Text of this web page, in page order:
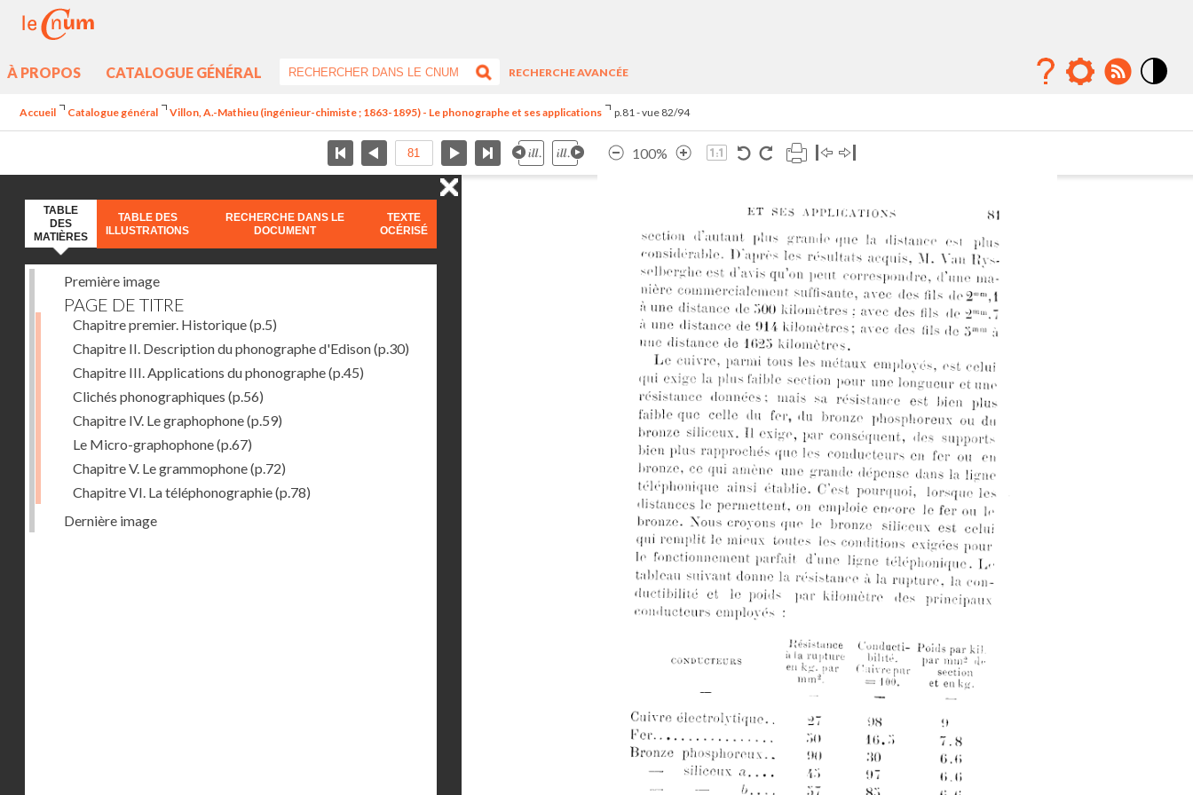
À PROPOS CATALOGUE GÉNÉRAL
RECHERCHE AVANCÉE
Accueil Catalogue général Villon, A.-Mathieu (ingénieur-chimiste ; 1863-1895) - Le phonographe et ses applications p.81 - vue 82/94
100%
TABLE
DES
MATIÈRES
TABLE DES
ILLUSTRATIONS
RECHERCHE DANS LE
DOCUMENT
TEXTE
OCÉRISÉ
Première image
PAGE DE TITRE
Chapitre premier. Historique(p.5)
Chapitre II. Description du phonographe d'Edison(p.30)
Chapitre III. Applications du phonographe(p.45)
Clichés phonographiques (p.56)
Chapitre IV. Le graphophone(p.59)
Le Micro-graphophone(p.67)
Chapitre V. Le grammophone(p.72)
Chapitre VI. La téléphonographie(p.78)
Dernière image